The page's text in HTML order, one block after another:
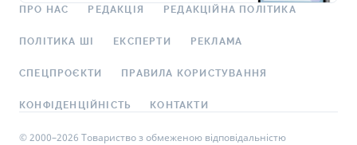
ПРО НАС РЕДАКЦІЯ РЕДАКЦІЙНА ПОЛІТИКА
ПОЛІТИКА ШІ ЕКСПЕРТИ РЕКЛАМА
СПЕЦПРОЄКТИ ПРАВИЛА КОРИСТУВАННЯ
КОНФІДЕНЦІЙНІСТЬ КОНТАКТИ
© 2000–2026 Товариство з обмеженою відповідальністю